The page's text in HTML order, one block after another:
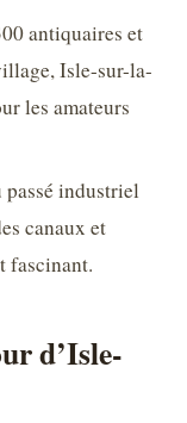
antiquaires et
Isle-sur-la-
les amateurs
passé industriel
canaux et
fascinant.
d’Isle-